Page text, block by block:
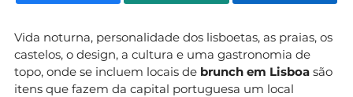
Vida noturna, personalidade dos lisboetas, as praias, os
castelos, o design, a cultura e uma gastronomia de
topo, onde se incluem locais de brunch em Lisboa são
itens que fazem da capital portuguesa um local